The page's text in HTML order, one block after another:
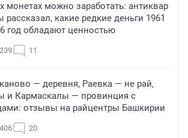
монетах можно заработать: антиквар
рассказал, какие редкие деньги 1961
год обладают ценностью
11
— деревня, Раевка — не рай,
и Кармаскалы — провинция с
отзывы на райцентры Башкирии
20